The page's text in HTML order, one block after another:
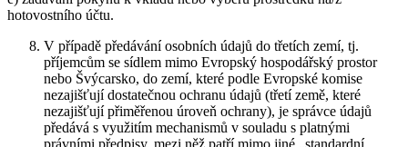
hotovostního účtu.
V případě předávání osobních údajů do třetích zemí, tj.
příjemcům se sídlem mimo Evropský hospodářský prostor
nebo Švýcarsko, do zemí, které podle Evropské komise
nezajišťují dostatečnou ochranu údajů (třetí země, které
nezajišťují přiměřenou úroveň ochrany), je správce údajů
předává s využitím mechanismů v souladu s platnými
právními předpisy, mezi něž patří mimo jiné „standardní